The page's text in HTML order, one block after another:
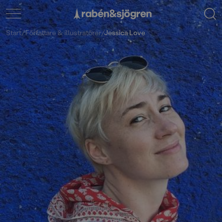
Start/Författare & illustratörer/Jessica Love